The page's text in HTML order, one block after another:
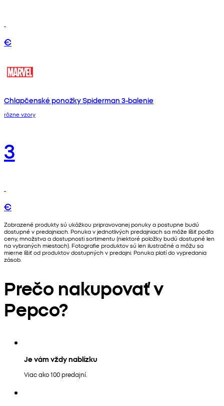
€
Chlapčenské ponožky Spiderman 3-balenie
rôzne vzory
3
€
Zobrazené produkty sú ukážkou pripravovanej ponuky a postupne budú
dostupné v predajniach. Ponuka v jednotlivých predajniach sa môže líšiť podľa
ceny, množstva a dostupnosti sortimentu (niektoré položky budú dostupné len
na vybraných miestach). Fotografie produktov sú len ilustračné a môžu sa
mierne líšiť od produktov dostupných v predajni. Ponuka platí do vypredania
zásob.
Prečo nakupovať v
Pepco?
Je vám vždy nablízku
Viac ako 100 predajní.